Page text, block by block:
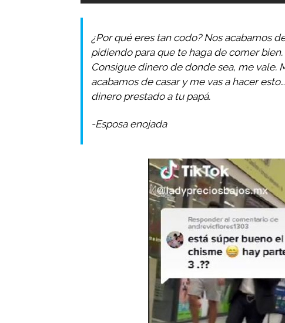
¿Por qué eres tan codo? Nos acabamos
pidiendo para que te haga de comer bien.
Consigue dinero de donde sea, me vale.
acabamos de casar y me vas a hacer
dinero prestado a tu papá.
-Esposa enojada